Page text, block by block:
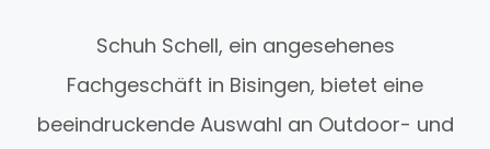
Schuh Schell, ein angesehenes
Fachgeschäft in Bisingen, bietet eine
beeindruckende Auswahl an Outdoor- und